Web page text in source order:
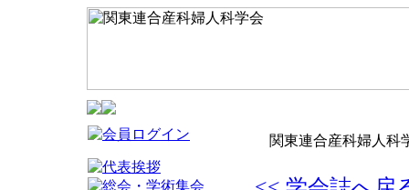
関東連合産科婦人科